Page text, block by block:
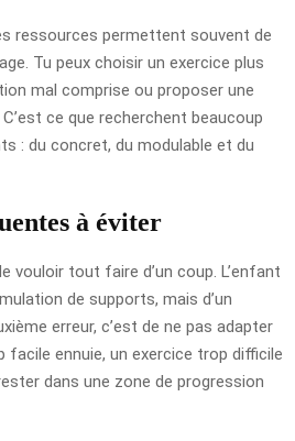
ressources permettent souvent de
Tu peux choisir un exercice plus
mal comprise ou proposer une
ce que recherchent beaucoup
: du concret, du modulable et du
à éviter
vouloir tout faire d’un coup. L’enfant
de supports, mais d’un
erreur, c’est de ne pas adapter
facile ennuie, un exercice trop difficile
dans une zone de progression